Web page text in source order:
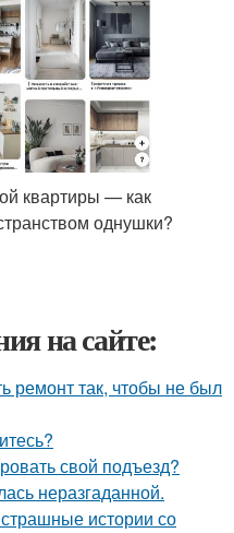
квартиры — как
однушки?
на сайте:
ремонт так, чтобы не был
свой подъезд?
неразгаданной.
истории со